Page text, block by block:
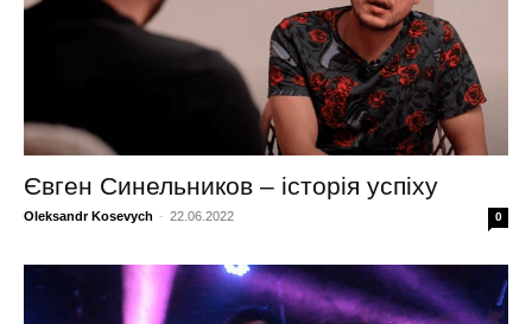
Євген Синельников – історія успіху
Oleksandr Kosevych - 22.06.2022 0